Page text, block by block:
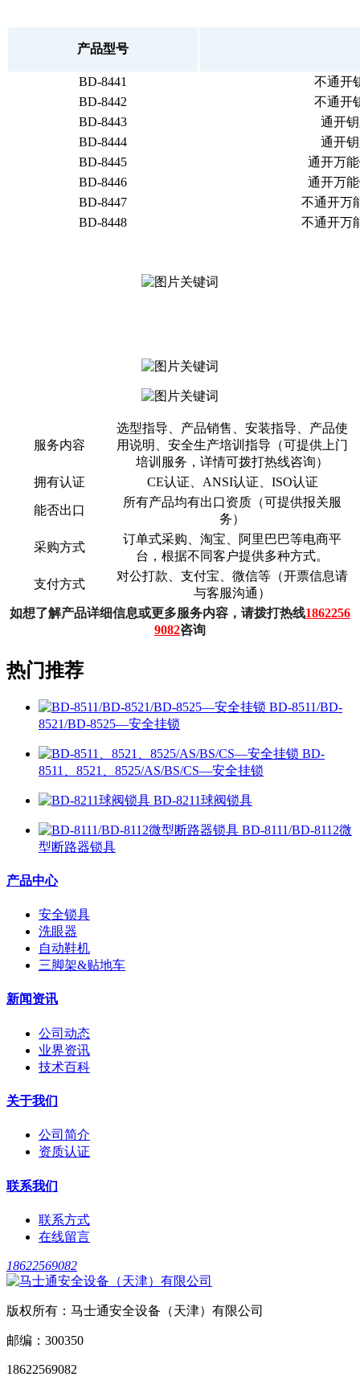
产品型号
BD-8441
不通开
BD-8442
不通开
BD-8443
通开
BD-8444
通开
BD-8445
通开万
BD-8446
通开万
BD-8447
不通开万
BD-8448
不通开万
服务内容
选型指导、产品销售、安装指导、产品使
用说明、安全生产培训指导（可提供上门
培训服务，详情可拨打热线咨询）
拥有认证
CE认证、ANSI认证、ISO认证
能否出口
所有产品均有出口资质（可提供报关服
务）
采购方式
订单式采购、淘宝、阿里巴巴等电商平
台，根据不同客户提供多种方式。
支付方式
对公打款、支付宝、微信等（开票信息请
与客服沟通）
如想了解产品详细信息或更多服务内容，请拨打热线1862256
9082咨询
热门推荐
BD-8511/BD-
8521/BD-8525—安全挂锁
BD-
8511、8521、8525/AS/BS/CS—安全挂锁
BD-8211球阀锁具
BD-8111/BD-8112微
型断路器锁具
产品中心
安全锁具
洗眼器
自动鞋机
三脚架&贴地车
新闻资讯
公司动态
业界资讯
技术百科
关于我们
公司简介
资质认证
联系我们
联系方式
在线留言
18622569082
版权所有：马士通安全设备（天津）有限公司
邮编：300350
18622569082